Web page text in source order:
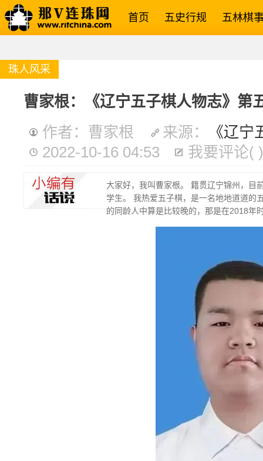
首页 五史行规 五林棋
珠人风采
曹家根：《辽宁五子棋人物志》第
作者：曹家根
来源：
《辽
2022-10-16 04:53
我要评论( )
大家好，我叫曹家根。 籍贯辽宁锦州，目
学生。 我热爱五子棋，是一名地地道道的
的同龄人中算是比较晚的，那是在2018年